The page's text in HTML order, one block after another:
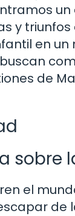
y
en un
de
sobre
el
de